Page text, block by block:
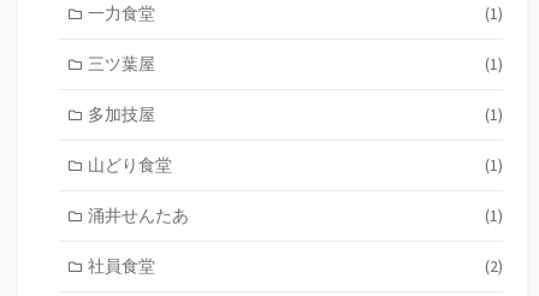
一力食堂 (1)
三ツ葉屋 (1)
多加技屋 (1)
山どり食堂 (1)
涌井せんたあ (1)
社員食堂 (2)